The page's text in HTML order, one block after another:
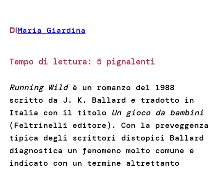
DIMaria Giardina
Tempo di lettura: 5 pignalenti
Running Wildè un romanzo del 1988
scritto da J. K. Ballard e tradotto in
Italia con il titolo Un gioco da bambini
(Feltrinelli editore). Con la preveggenza
tipica degli scrittori distopici Ballard
diagnostica un fenomeno molto comune e
indicato con un termine altrettanto